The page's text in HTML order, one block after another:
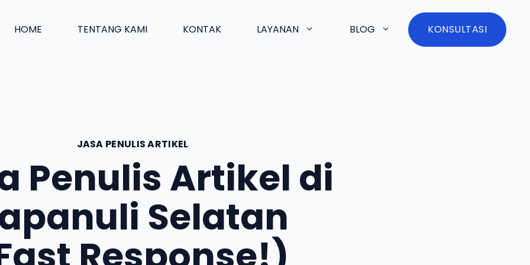
HOME TENTANG KAMI KONTAK LAYANAN BLOG KONSULTASI
JASA PENULIS ARTIKEL
Penulis Artikel di
Selatan